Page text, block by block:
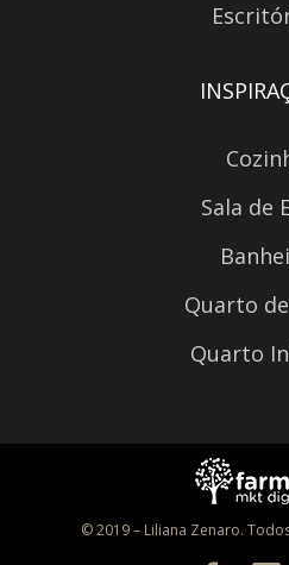
Sala de
Quarto
Quarto
© 2019 – Liliana Zenaro.